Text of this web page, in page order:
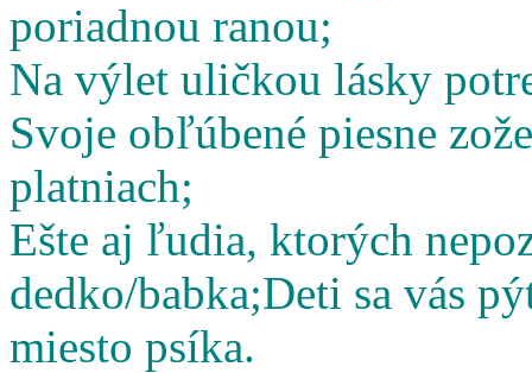
poriadnou ranou;
Na výlet uličkou lásky
Svoje obľúbené piesne
platniach;
Ešte aj ľudia, ktorých
dedko/babka;Deti sa vás
miesto psíka.